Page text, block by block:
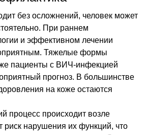
без осложнений, человек может
При раннем
и эффективном лечении
Тяжелые формы
пациенты с ВИЧ-инфекцией
прогноз. В большинстве
на коже остаются
процесс происходит возле
риск нарушения их функций, что